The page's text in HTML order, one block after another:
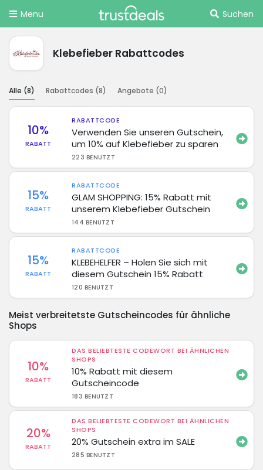
Menu Suchen
Klebefieber Rabattcodes
Alle (8) Rabattcodes (8) Angebote (0)
10%
RABATT
RABATTCODE
Verwenden Sie unseren Gutschein,
um 10% auf Klebefieber zu sparen
223 BENUTZT
15%
RABATT
RABATTCODE
GLAM SHOPPING: 15% Rabatt mit
unserem Klebefieber Gutschein
144 BENUTZT
15%
RABATT
RABATTCODE
KLEBEHELFER – Holen Sie sich mit
diesem Gutschein 15% Rabatt
120 BENUTZT
Meist verbreitetste Gutscheincodes für ähnliche
Shops
10%
RABATT
DAS BELIEBTESTE CODEWORT BEI ÄHNLICHEN
SHOPS
10% Rabatt mit diesem
Gutscheincode
183 BENUTZT
20%
RABATT
DAS BELIEBTESTE CODEWORT BEI ÄHNLICHEN
SHOPS
20% Gutschein extra im SALE
285 BENUTZT